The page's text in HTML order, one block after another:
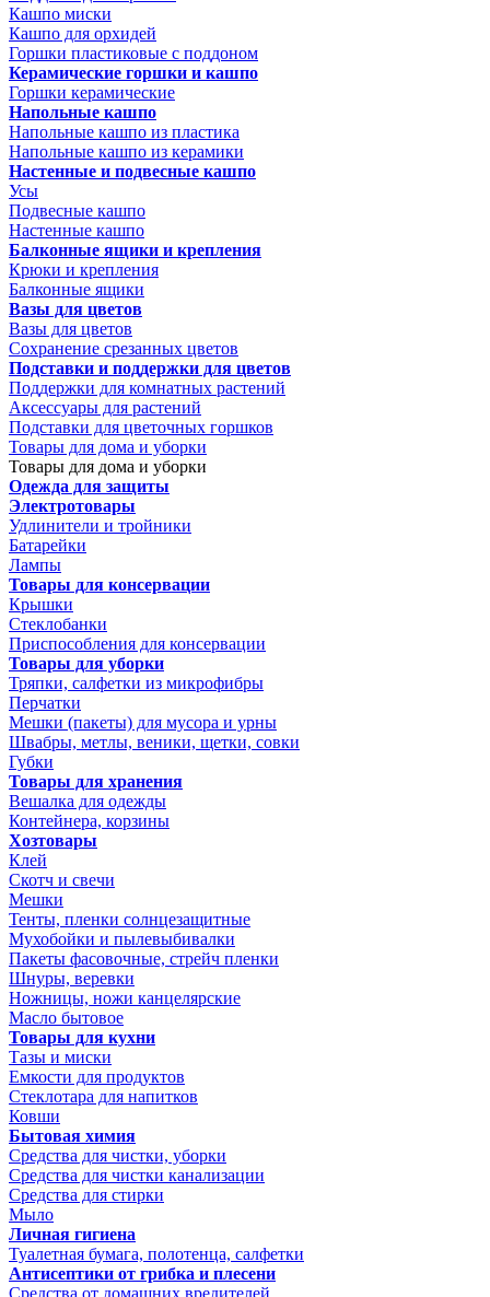
Кашпо миски
Кашпо для орхидей
Горшки пластиковые с поддоном
Керамические горшки и кашпо
Горшки керамические
Напольные кашпо
Напольные кашпо из пластика
Напольные кашпо из керамики
Настенные и подвесные кашпо
Усы
Подвесные кашпо
Настенные кашпо
Балконные ящики и крепления
Крюки и крепления
Балконные ящики
Вазы для цветов
Вазы для цветов
Сохранение срезанных цветов
Подставки и поддержки для цветов
Поддержки для комнатных растений
Аксессуары для растений
Подставки для цветочных горшков
Товары для дома и уборки
Товары для дома и уборки
Одежда для защиты
Электротовары
Удлинители и тройники
Батарейки
Лампы
Товары для консервации
Крышки
Стеклобанки
Приспособления для консервации
Товары для уборки
Тряпки, салфетки из микрофибры
Перчатки
Мешки (пакеты) для мусора и урны
Швабры, метлы, веники, щетки, совки
Губки
Товары для хранения
Вешалка для одежды
Контейнера, корзины
Хозтовары
Клей
Скотч и свечи
Мешки
Тенты, пленки солнцезащитные
Мухобойки и пылевыбивалки
Пакеты фасовочные, стрейч пленки
Шнуры, веревки
Ножницы, ножи канцелярские
Масло бытовое
Товары для кухни
Тазы и миски
Емкости для продуктов
Стеклотара для напитков
Ковши
Бытовая химия
Средства для чистки, уборки
Средства для чистки канализации
Средства для стирки
Мыло
Личная гигиена
Туалетная бумага, полотенца, салфетки
Антисептики от грибка и плесени
Средства от домашних вредителей